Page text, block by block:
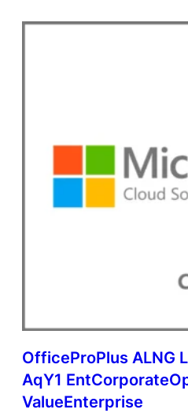
OfficeProPlus ALNG
AqY1
ValueEnterprise